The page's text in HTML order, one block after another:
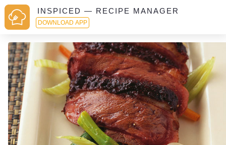
INSPICED — RECIPE MANAGER
DOWNLOAD APP